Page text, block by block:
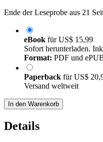
Ende der Leseprobe aus 21
eBook fürUS$ 15,99
Sofort herunterladen.
Format: PDF und
Paperback fürUS$
Versand weltweit
In den Warenkorb
Details